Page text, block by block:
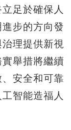
足於確保人
步的方向發
理提供新視
舉措將繼續
安全和可靠
智能造福人